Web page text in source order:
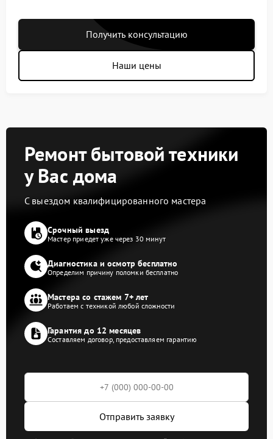
Получить консультацию
Наши цены
Ремонт бытовой техники
у Вас дома
С выездом квалифицированного мастера
Срочный выезд
Мастер приедет уже через 30 минут
Диагностика и осмотр бесплатно
Определим причину поломки бесплатно
Мастера со стажем 7+ лет
Работаем с техникой любой сложности
Гарантия до 12 месяцев
Составляем договор, предоставляем гарантию
Отправить заявку